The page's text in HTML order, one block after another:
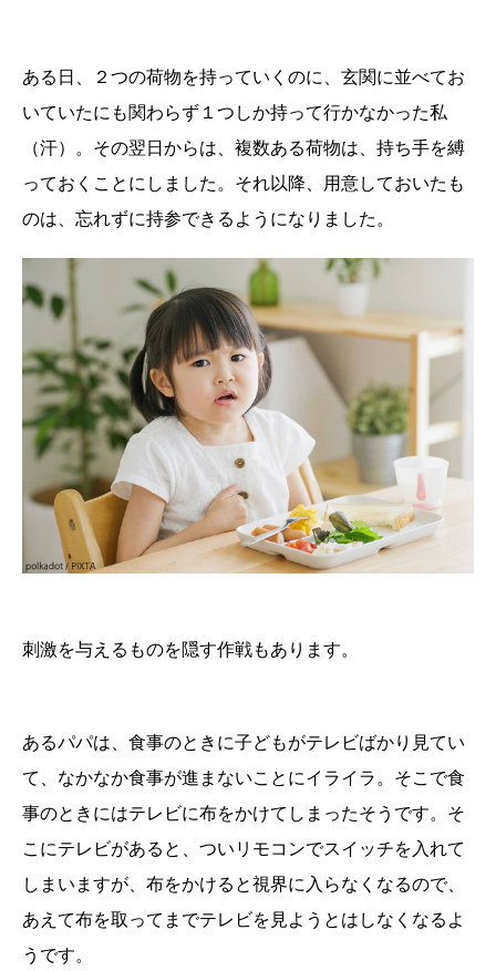
ある日、２つの荷物を持っていくのに、玄関に並べてお
いていたにも関わらず１つしか持って行かなかった私
（汗）。その翌日からは、複数ある荷物は、持ち手を縛
っておくことにしました。それ以降、用意しておいたも
のは、忘れずに持参できるようになりました。
刺激を与えるものを隠す作戦もあります。
あるパパは、食事のときに子どもがテレビばかり見てい
て、なかなか食事が進まないことにイライラ。そこで食
事のときにはテレビに布をかけてしまったそうです。そ
こにテレビがあると、ついリモコンでスイッチを入れて
しまいますが、布をかけると視界に入らなくなるので、
あえて布を取ってまでテレビを見ようとはしなくなるよ
うです。